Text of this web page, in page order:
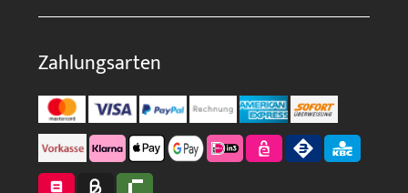
Zahlungsarten